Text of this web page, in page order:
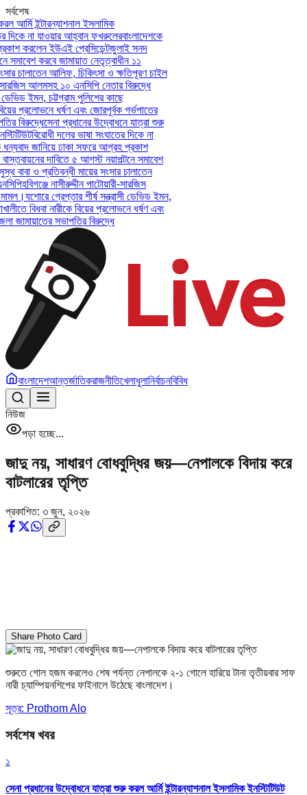
সর্বশেষ
ইন্টারন্যাশনাল ইসলামিক
দিকে না যাওয়ার আহ্বান ফখরুলেরবাংলাদেশকে
করলেন ইউএই প্রেসিডেন্টজুলাই সনদ
করবে জামায়াত নেতৃত্বাধীন ১১
চালাতেন আলিফ, চিকিৎসা ও ক্ষতিপূরণ চাইল
আলমসহ ১০ এনসিপি নেতার বিরুদ্ধে
ইমন, চট্টগ্রাম পুলিশের কাছে
প্রলোভনে ধর্ষণ এবং জোরপূর্বক গর্ভপাতের
বিরুদ্ধেসেনা প্রধানের উদ্বোধনে যাত্রা শুরু
বিরোধী দলের ভাষা সংঘাতের দিকে না
জানিয়ে ঢাকা সফরে আগ্রহ প্রকাশ
দাবিতে ৫ আগস্ট নয়াপল্টনে সমাবেশ
বাবা ও প্রতিবন্ধী মায়ের সংসার চালাতেন
হবিগঞ্জে নাসীরুদ্দীন পাটোয়ারী-সারজিস
যশোরে গ্রেপ্তার শীর্ষ সন্ত্রাসী ডেভিড ইমন,
বিধবা নারীকে বিয়ের প্রলোভনে ধর্ষণ এবং
সভাপতির বিরুদ্ধে
বাংলাদেশআন্তর্জাতিকরাজনীতিখেলাধুলানির্বাচনবিবিধ
নিউজ
পড়া হচ্ছে...
জাদু নয়, সাধারণ বোধবুদ্ধির জয়—নেপালকে বিদায় করে
বাটলারের তৃপ্তি
প্রকাশিত: ৩ জুন, ২০২৬
Share Photo Card
শুরুতে গোল হজম করলেও শেষ পর্যন্ত নেপালকে ২-১ গোলে হারিয়ে টানা তৃতীয়বার সাফ
নারী চ্যাম্পিয়নশিপের ফাইনালে উঠেছে বাংলাদেশ।
সূত্র: Prothom Alo
সর্বশেষ খবর
১
সেনা প্রধানের উদ্বোধনে যাত্রা শুরু করল আর্মি ইন্টারন্যাশনাল ইসলামিক ইনস্টিটিউট